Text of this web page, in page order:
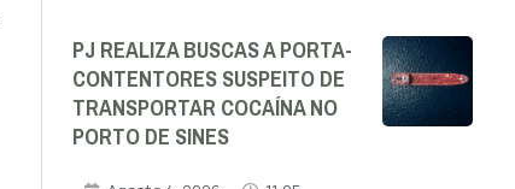
PJ REALIZA BUSCAS A PORTA-
CONTENTORES SUSPEITO DE
TRANSPORTAR COCAÍNA NO
PORTO DE SINES